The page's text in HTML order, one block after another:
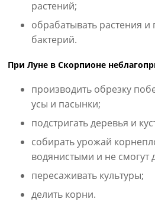
растений;
обрабатывать растения и
бактерий.
При Луне в Скорпионе
производить обрезку
усы и пасынки;
подстригать деревья и
собирать урожай
водянистыми и не смогут
пересаживать культуры;
делить корни.